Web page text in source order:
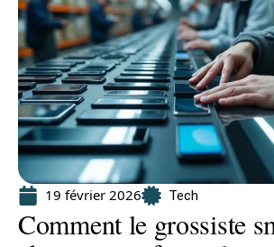
19 février 2026 Tech
Comment le grossiste